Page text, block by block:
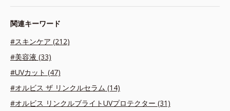
関連キーワード
#スキンケア (212)
#美容液 (33)
#UVカット (47)
#オルビス ザ リンクルセラム (14)
#オルビス リンクルブライトUVプロテクター (31)